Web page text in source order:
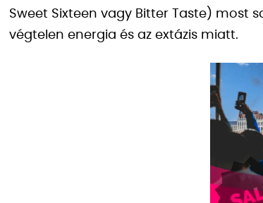
Sweet Sixteen vagy Bitter Taste) most
végtelen energia és az extázis miatt.